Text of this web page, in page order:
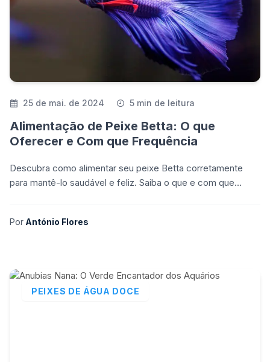
25 de mai. de 2024 5 min de leitura
Alimentação de Peixe Betta: O que
Oferecer e Com que Frequência
Descubra como alimentar seu peixe Betta corretamente
para mantê-lo saudável e feliz. Saiba o que e com que
Por António Flores
PEIXES DE ÁGUA DOCE